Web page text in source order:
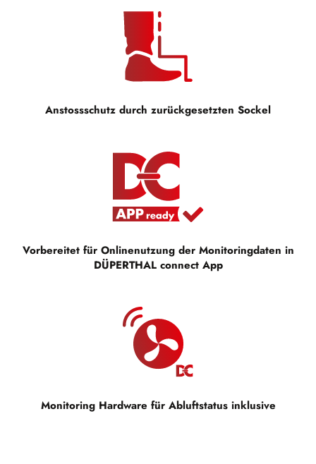
Anstossschutz durch zurückgesetzten Sockel
Vorbereitet für Onlinenutzung der Monitoringdaten in
DÜPERTHAL connect App
Monitoring Hardware für Abluftstatus inklusive